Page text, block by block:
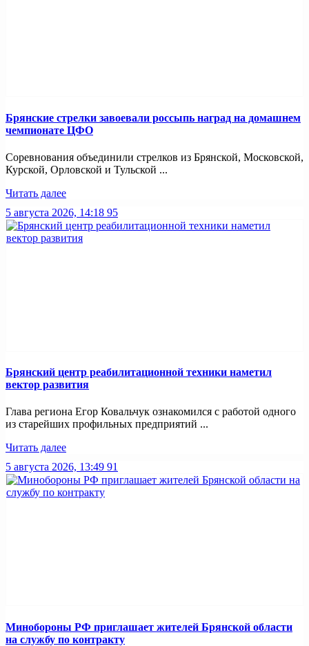
Брянские стрелки завоевали россыпь наград на домашнем
чемпионате ЦФО
Соревнования объединили стрелков из Брянской, Московской,
Курской, Орловской и Тульской ...
Читать далее
5 августа 2026, 14:18 95
Брянский центр реабилитационной техники наметил
вектор развития
Глава региона Егор Ковальчук ознакомился с работой одного
из старейших профильных предприятий ...
Читать далее
5 августа 2026, 13:49 91
Минобoроны РФ приглaшaет житeлeй Брянской области
на службу по контракту